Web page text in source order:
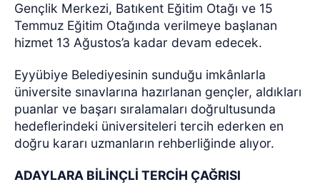
Gençlik Merkezi, Batıkent Eğitim Otağı ve 15
Temmuz Eğitim Otağında verilmeye başlanan
hizmet 13 Ağustos’a kadar devam edecek.
Eyyübiye Belediyesinin sunduğu imkânlarla
üniversite sınavlarına hazırlanan gençler, aldıkları
puanlar ve başarı sıralamaları doğrultusunda
hedeflerindeki üniversiteleri tercih ederken en
doğru kararı uzmanların rehberliğinde alıyor.
ADAYLARA BİLİNÇLİ TERCİH ÇAĞRISI